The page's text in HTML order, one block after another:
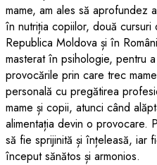
mame, am ales să aprofundez
în nutriția copiilor, două
Republica Moldova și în
masterat în psihologie, pentru
provocările prin care trec
personală cu pregătirea
mame și copii, atunci când
alimentația devin o provocare.
să fie sprijinită și înțeleasă, iar
început sănătos și armonios.